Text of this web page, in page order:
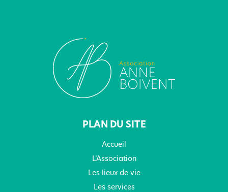
PLAN DU SITE
Accueil
L’Association
Les lieux de vie
Les services